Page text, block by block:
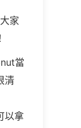
家
當
清
以拿